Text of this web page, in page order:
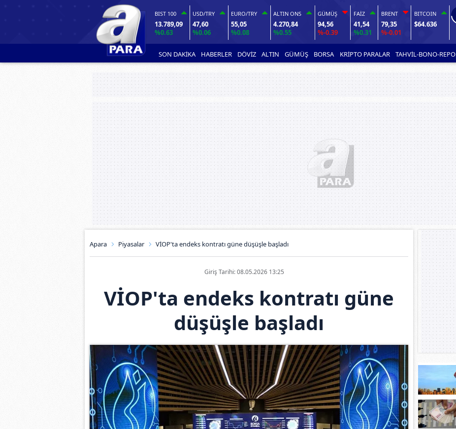
BIST 100
13.789,09
%0.63
USD/TRY
47,60
%0.06
EURO/TRY
55,05
%0.08
ALTIN ONS
4.270,84
%0.55
GÜMÜŞ
94,56
%-0.39
FAİZ
41,54
%0.31
BRENT
79,35
%-0.01
BITCOIN
$64.636
SON DAKİKA HABERLER DÖVİZ ALTIN GÜMÜŞ BORSA KRİPTO PARALAR TAHVİL-BONO-REPO
Apara Piyasalar VİOP'ta endeks kontratı güne düşüşle başladı
Giriş Tarihi: 08.05.2026 13:25
VİOP'ta endeks kontratı güne
düşüşle başladı